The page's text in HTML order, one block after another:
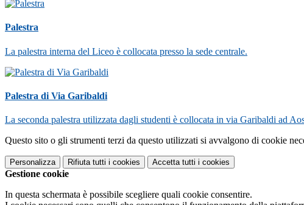
Palestra
La palestra interna del Liceo è collocata presso la sede centrale.
Palestra di Via Garibaldi
La seconda palestra utilizzata dagli studenti è collocata in via Garibaldi ad
Questo sito o gli strumenti terzi da questo utilizzati si avvalgono di cookie
Personalizza Rifiuta tutti i cookies Accetta tutti i cookies
Gestione cookie
In questa schermata è possibile scegliere quali cookie consentire.